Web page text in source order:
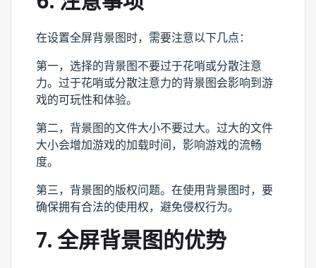
在设置全屏背景图时，需要注意以下几点：
第一，选择的背景图不要过于花哨或分散注意
力。过于花哨或分散注意力的背景图会影响到游
戏的可玩性和体验。
第二，背景图的文件大小不要过大。过大的文件
大小会增加游戏的加载时间，影响游戏的流畅
度。
第三，背景图的版权问题。在使用背景图时，要
确保拥有合法的使用权，避免侵权行为。
7. 全屏背景图的优势